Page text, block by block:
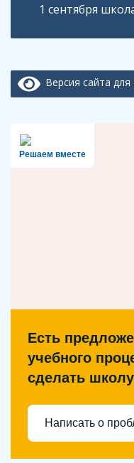
записям1 сентября
Версия сайта для
Решаем вместе
Есть
учебного
сделать
Написать о